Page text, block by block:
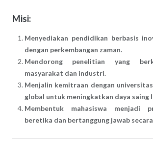
Misi:
Menyediakan pendidikan berbasis
dengan perkembangan zaman.
Mendorong penelitian yang
masyarakat dan industri.
Menjalin kemitraan dengan
global untuk meningkatkan daya saing
Membentuk mahasiswa menjadi
beretika dan bertanggung jawab